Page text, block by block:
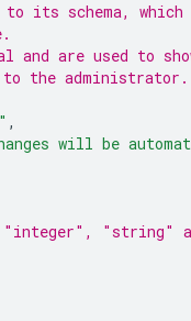
to its schema,
are used to
to the administrator.
,
will be
"integer", "string"